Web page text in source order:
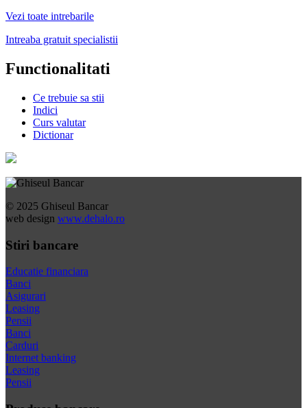
Vezi toate intrebarile
Intreaba gratuit specialistii
Functionalitati
Ce trebuie sa stii
Indici
Curs valutar
Dictionar
© 2025 Ghiseul Bancar
web design www.dehalo.ro
Stiri bancare
Educatie financiara
Banci
Asigurari
Leasing
Pensii
Banci
Carduri
Internet banking
Leasing
Pensii